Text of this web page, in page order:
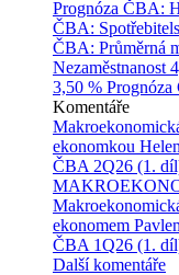
Prognóza ČBA:
ČBA:
ČBA: Průměrná
Nezaměstnanost
3,50 %
Komentáře
ekonomkou
ČBA 2Q26 (1.
ekonomem
ČBA 1Q26 (1.
Další komentáře